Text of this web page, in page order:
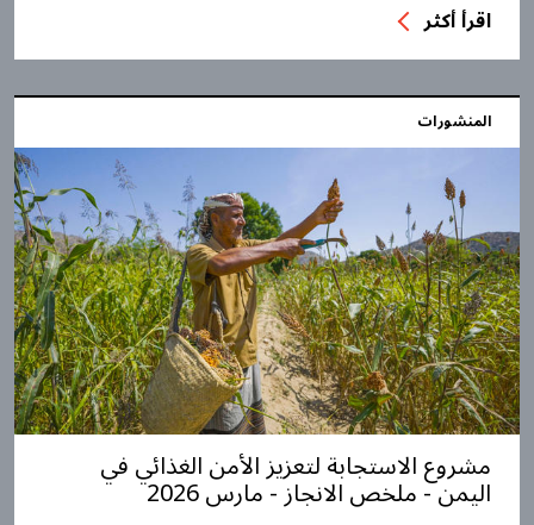
اقرأ أكثر
المنشورات
مشروع الاستجابة لتعزيز الأمن الغذائي في
اليمن - ملخص الانجاز - مارس 2026